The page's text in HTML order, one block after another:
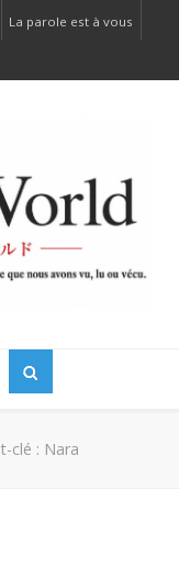
La parole est à vous
clé : Nara